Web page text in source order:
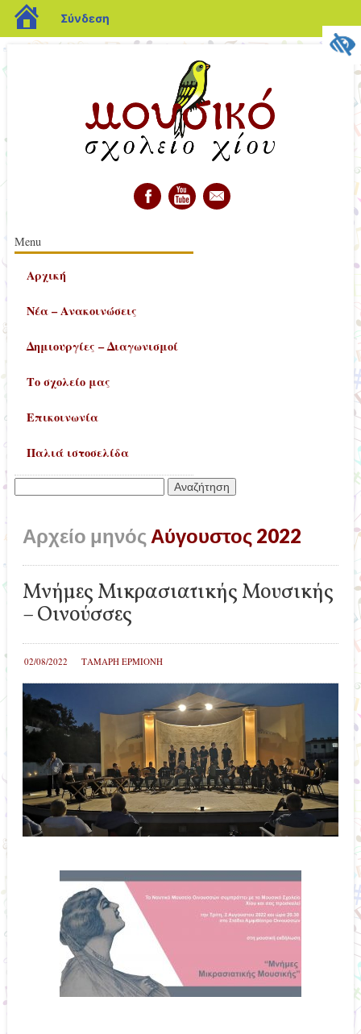
blogs.sch.gr
Σύνδεση
διεύθυνση
Κύριο μενού
Μετάβαση
περιεχόμενο
Menu
Αρχική
Νέα – Ανακοινώσεις
Δημιουργίες – Διαγωνισμοί
Το σχολείο μας
Επικοινωνία
Παλιά ιστοσελίδα
Αναζήτηση
Αρχείο μηνός Αύγουστος 2022
Μνήμες Μικρασιατικής Μουσικής
– Οινούσσες
02/08/2022 ΤΑΜΑΡΗ ΕΡΜΙΟΝΗ